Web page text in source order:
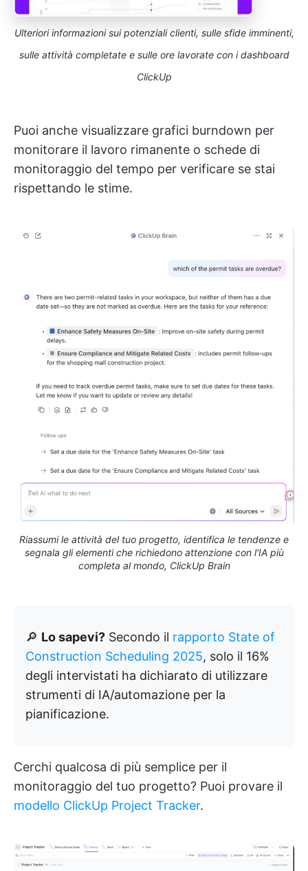
Ulteriori informazioni sui potenziali clienti, sulle sfide imminenti,
sulle attività completate e sulle ore lavorate con i dashboard
ClickUp
Puoi anche visualizzare grafici burndown per
monitorare il lavoro rimanente o schede di
monitoraggio del tempo per verificare se stai
rispettando le stime.
Riassumi le attività del tuo progetto, identifica le tendenze e
segnala gli elementi che richiedono attenzione con l'IA più
completa al mondo, ClickUp Brain
🔎 Lo sapevi? Secondo il rapporto State of
Construction Scheduling 2025, solo il 16%
degli intervistati ha dichiarato di utilizzare
strumenti di IA/automazione per la
pianificazione.
Cerchi qualcosa di più semplice per il
monitoraggio del tuo progetto? Puoi provare il
modello ClickUp Project Tracker.